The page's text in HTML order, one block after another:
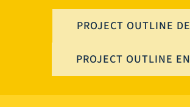
PROJECT OUTLINE DE
PROJECT OUTLINE EN